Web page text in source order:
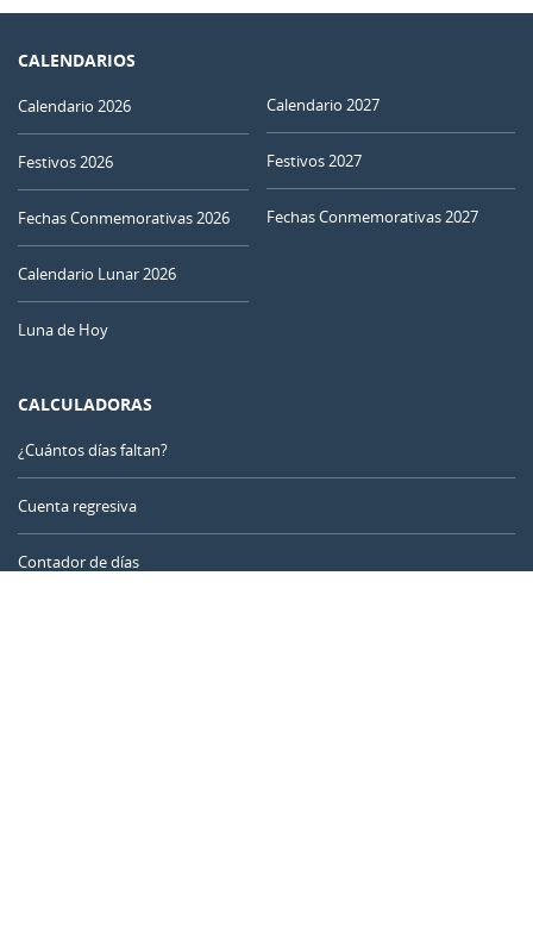
CALENDARIOS
Calendario 2026
Festivos 2026
Fechas Conmemorativas 2026
Calendario Lunar 2026
Luna de Hoy
Calendario 2027
Festivos 2027
Fechas Conmemorativas 2027
CALCULADORAS
¿Cuántos días faltan?
Cuenta regresiva
Contador de días